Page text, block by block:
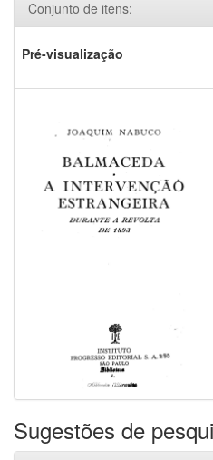
Conjunto de itens:
Pré-visualização
Sugestões de